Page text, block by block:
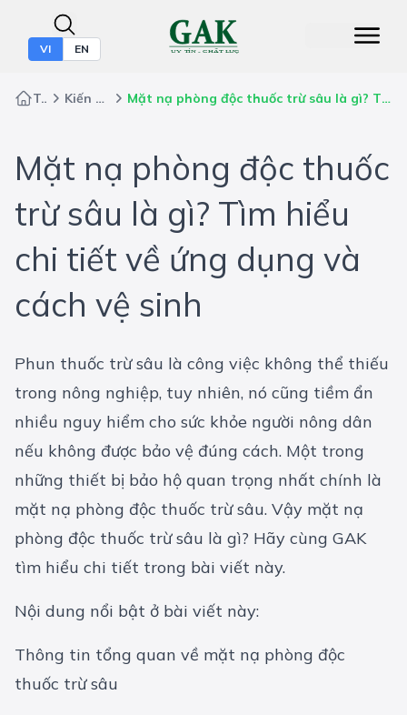
VI EN
Trang chủ Kiến thức bảo hộ Mặt nạ phòng độc thuốc trừ sâu là gì? Tìm hiểu chi tiết về ứng dụng và cách vệ sinh
Mặt nạ phòng độc thuốc
trừ sâu là gì? Tìm hiểu
chi tiết về ứng dụng và
cách vệ sinh
Phun thuốc trừ sâu là công việc không thể thiếu
trong nông nghiệp, tuy nhiên, nó cũng tiềm ẩn
nhiều nguy hiểm cho sức khỏe người nông dân
nếu không được bảo vệ đúng cách. Một trong
những thiết bị bảo hộ quan trọng nhất chính là
mặt nạ phòng độc thuốc trừ sâu. Vậy mặt nạ
phòng độc thuốc trừ sâu là gì? Hãy cùng GAK
tìm hiểu chi tiết trong bài viết này.
Nội dung nổi bật ở bài viết này:
Thông tin tổng quan về mặt nạ phòng độc
thuốc trừ sâu